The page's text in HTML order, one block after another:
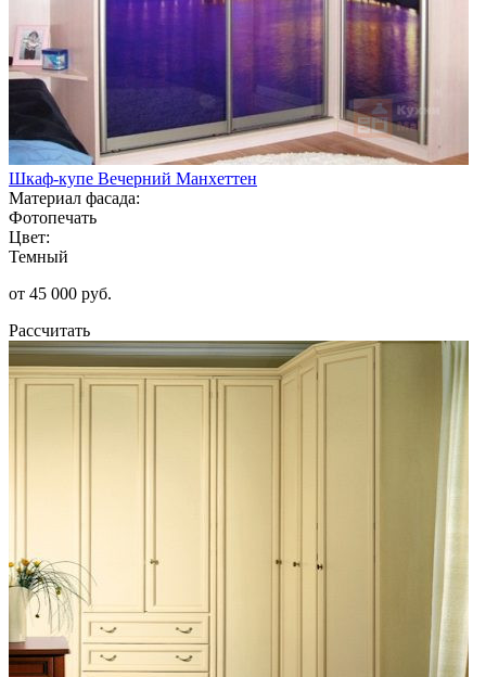
Шкаф-купе Вечерний Манхеттен
Материал фасада:
Фотопечать
Цвет:
Темный
от 45 000 руб.
Рассчитать